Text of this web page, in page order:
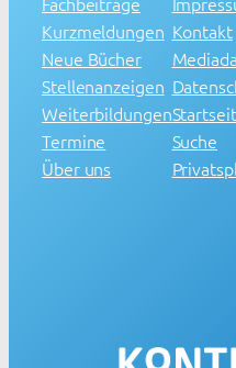
Kurzmeldungen
Neue Bücher
Stellenanzeigen
Weiterbildungen
Termine
Über uns
Kontakt
Suche